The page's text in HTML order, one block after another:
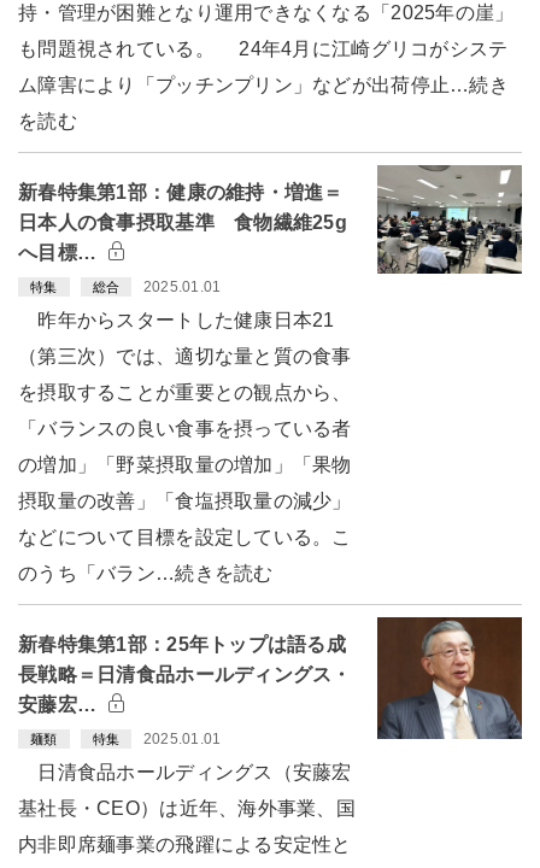
持・管理が困難となり運用できなくなる「2025年の崖」
も問題視されている。 24年4月に江崎グリコがシステ
ム障害により「プッチンプリン」などが出荷停止…続き
を読む
新春特集第1部：健康の維持・増進＝
日本人の食事摂取基準 食物繊維25g
へ目標…
特集 総合 2025.01.01
昨年からスタートした健康日本21
（第三次）では、適切な量と質の食事
を摂取することが重要との観点から、
「バランスの良い食事を摂っている者
の増加」「野菜摂取量の増加」「果物
摂取量の改善」「食塩摂取量の減少」
などについて目標を設定している。こ
のうち「バラン…続きを読む
新春特集第1部：25年トップは語る成
長戦略＝日清食品ホールディングス・
安藤宏…
麺類 特集 2025.01.01
日清食品ホールディングス（安藤宏
基社長・CEO）は近年、海外事業、国
内非即席麺事業の飛躍による安定性と